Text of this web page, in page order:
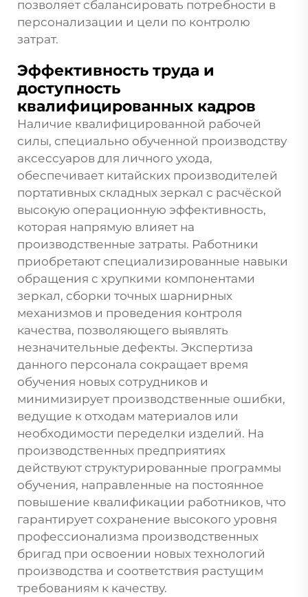
позволяет сбалансировать потребности в
персонализации и цели по контролю
затрат.
Эффективность труда и
доступность
квалифицированных кадров
Наличие квалифицированной рабочей
силы, специально обученной производству
аксессуаров для личного ухода,
обеспечивает китайских производителей
портативных складных зеркал с расчёской
высокую операционную эффективность,
которая напрямую влияет на
производственные затраты. Работники
приобретают специализированные навыки
обращения с хрупкими компонентами
зеркал, сборки точных шарнирных
механизмов и проведения контроля
качества, позволяющего выявлять
незначительные дефекты. Экспертиза
данного персонала сокращает время
обучения новых сотрудников и
минимизирует производственные ошибки,
ведущие к отходам материалов или
необходимости переделки изделий. На
производственных предприятиях
действуют структурированные программы
обучения, направленные на постоянное
повышение квалификации работников, что
гарантирует сохранение высокого уровня
профессионализма производственных
бригад при освоении новых технологий
производства и соответствия растущим
требованиям к качеству.